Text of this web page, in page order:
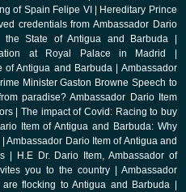
of Spain Felipe VI
Hereditary Prince
credentials from Ambassador Dario
the State of Antigua and Barbuda
at Royal Palace in Madrid
of Antigua and Barbuda
Ambassador
Minister Gaston Browne Speech to
paradise? Ambassador Dario Item
| The impact of Covid: Racing to buy
Item of Antigua and Barbuda: Why
|Ambassador Dario Item of Antigua and
H.E Dr. Dario Item, Ambassador of
you to the country| Ambassador
flocking to Antigua and Barbuda